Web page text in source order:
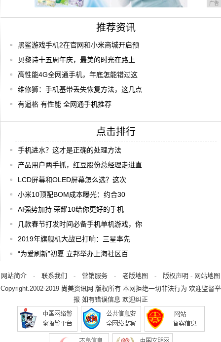
广告
推荐资讯
黑鲨游戏手机2在官网和小米商城开启预
贝黎诗十五周年庆，最美的时光在路上
高性能4G全网通手机，年底怎能错过这
维修狮：手机基带丢失恢复方法，这几点
有逼格 有性能 全网通手机推荐
点击排行
手机进水？这才是正确的处理方法
产品用户两手抓，红豆股份总经理走进直
LCD屏幕和OLED屏幕怎么选？这次
小米10顶配BOM成本曝光：约合30
AI强势加持 荣耀10给你更好的手机
几款春节打发时间必备手机单机游戏，你
2019年旗舰机大战已打响：三星率先
“为爱刷新”初夏 立邦举办上海社区百
网站简介 - 联系我们 - 营销服务 - 老版地图 - 版权声明 - 网站地图
Copyright.2002-2019 尚美资讯网 版权所有 本网拒绝一切非法行为 欢迎监督举
报 如有错误信息 欢迎纠正